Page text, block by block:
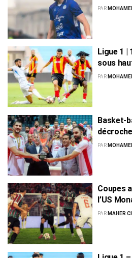
PAR
Ligue 1 |
sous
Monastir
PAR
Basket-
l’US
PAR
Coupes
l’US
Tunisien
PAR MAHER